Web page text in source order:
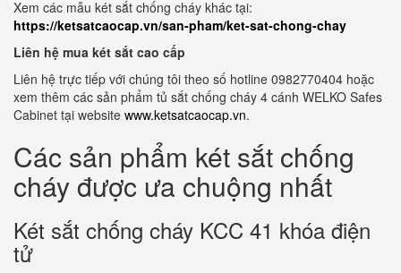
Xem các mẫu két sắt chống cháy khác tại:
https://ketsatcaocap.vn/san-pham/ket-sat-chong-chay
Liên hệ mua két sắt cao cấp
Liên hệ trực tiếp với chúng tôi theo số hotline 0982770404 hoặc
xem thêm các sản phẩm tủ sắt chống cháy 4 cánh WELKO Safes
Cabinet tại website www.ketsatcaocap.vn.
Các sản phẩm két sắt chống
cháy được ưa chuộng nhất
Két sắt chống cháy KCC 41 khóa điện
tử